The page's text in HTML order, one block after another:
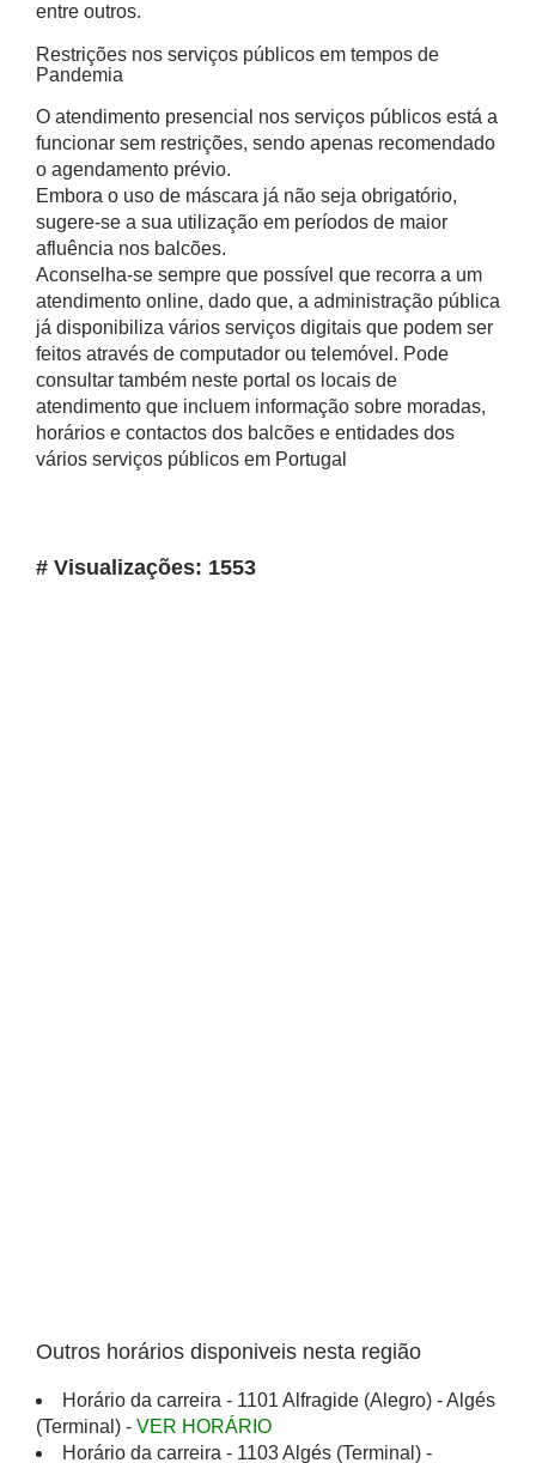
entre outros.
Restrições nos serviços públicos em tempos de
Pandemia
O atendimento presencial nos serviços públicos está a
funcionar sem restrições, sendo apenas recomendado
o agendamento prévio.
Embora o uso de máscara já não seja obrigatório,
sugere-se a sua utilização em períodos de maior
afluência nos balcões.
Aconselha-se sempre que possível que recorra a um
atendimento online, dado que, a administração pública
já disponibiliza vários serviços digitais que podem ser
feitos através de computador ou telemóvel. Pode
consultar também neste portal os locais de
atendimento que incluem informação sobre moradas,
horários e contactos dos balcões e entidades dos
vários serviços públicos em Portugal
# Visualizações: 1553
Outros horários disponiveis nesta região
Horário da carreira - 1101 Alfragide (Alegro) - Algés
(Terminal) - VER HORÁRIO
Horário da carreira - 1103 Algés (Terminal) -